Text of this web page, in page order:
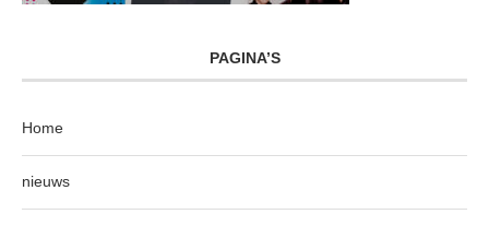
PAGINA’S
Home
nieuws